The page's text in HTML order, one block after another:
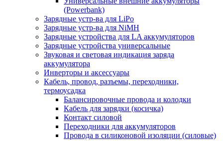
(Powerbank)
Зарядные устр-ва для LiPo
Зарядные устр-ва для NiMH
Зарядные устройства для LA аккумуляторов
Зарядные устройства универсальные
Звуковая и световая индикация заряда
аккумулятора
Инверторы и аксессуары
Кабель, провод, разъемы, переходники,
термоусадка
Балансировочные провода и колодки
Кабель для зарядки (косичка)
Контакт силовой
Переходники для аккумуляторов
Провода в силиконовой изоляции (силовые)